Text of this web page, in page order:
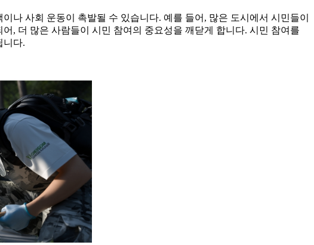
나 사회 운동이 촉발될 수 있습니다. 예를 들어, 많은 도시에서 시민들이
, 더 많은 사람들이 시민 참여의 중요성을 깨닫게 합니다. 시민 참여를
니다.